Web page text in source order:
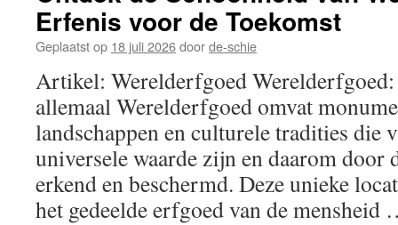
Erfenis voor de Toekomst
Geplaatst op 18 juli 2026doorde-schie
Artikel: Werelderfgoed
allemaal Werelderfgoed omvat
landschappen en culturele tradities die
universele waarde zijn en daarom door
erkend en beschermd. Deze unieke
het gedeelde erfgoed van de